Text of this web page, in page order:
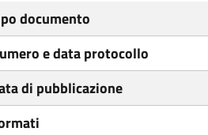
documento
e data protocollo
di pubblicazione